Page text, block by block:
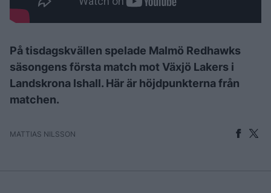
På tisdagskvällen spelade Malmö Redhawks
säsongens första match mot Växjö Lakers i
Landskrona Ishall. Här är höjdpunkterna från
matchen.
MATTIAS NILSSON